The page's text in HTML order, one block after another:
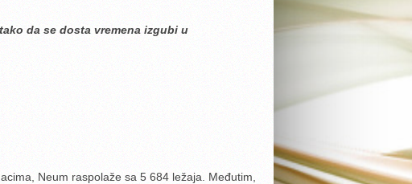
da se dosta vremena izgubi u
Neum raspolaže sa 5 684 ležaja. Međutim,